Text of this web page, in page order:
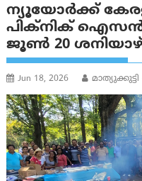
ന്യൂയോർക്ക്
പിക്‌നിക്
ജൂൺ 20
Jun 18, 2026